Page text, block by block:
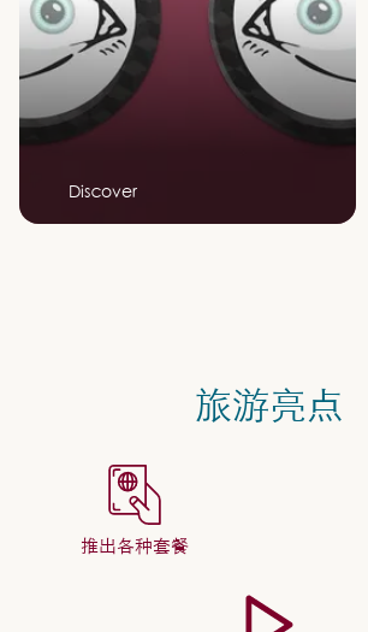
Discover
旅游亮点
推出各种套餐